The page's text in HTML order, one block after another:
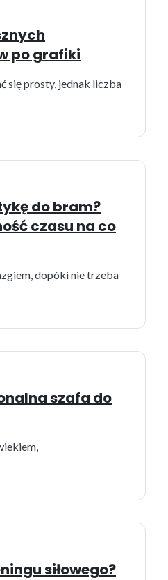
po grafiki
się prosty, jednak liczba
do bram?
czasu na co
dopóki nie trzeba
szafa do
siłowego?